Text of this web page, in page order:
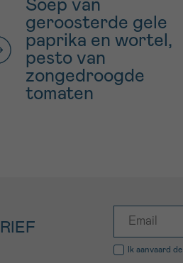
Soep van
geroosterde gele
paprika en wortel,
pesto van
zongedroogde
tomaten
Ik aanvaard de